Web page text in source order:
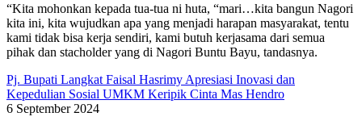
“Kita mohonkan kepada tua-tua ni huta, “mari…kita bangun Nagori
kita ini, kita wujudkan apa yang menjadi harapan masyarakat, tentu
kami tidak bisa kerja sendiri, kami butuh kerjasama dari semua
pihak dan stacholder yang di Nagori Buntu Bayu, tandasnya.
Pj. Bupati Langkat Faisal Hasrimy Apresiasi Inovasi dan
Kepedulian Sosial UMKM Keripik Cinta Mas Hendro
6 September 2024